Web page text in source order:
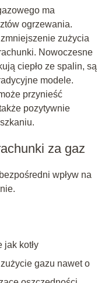
ma
ogrzewania.
zużycia
Nowoczesne
ciepło ze spalin, są
modele.
przynieść
pozytywnie
za gaz
wpływ na
jak kotły
gazu nawet o